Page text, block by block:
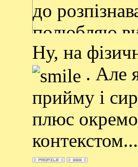
до
полюбляю
розпізнав
Ну, на
. Але
прийму і
плюс окремо